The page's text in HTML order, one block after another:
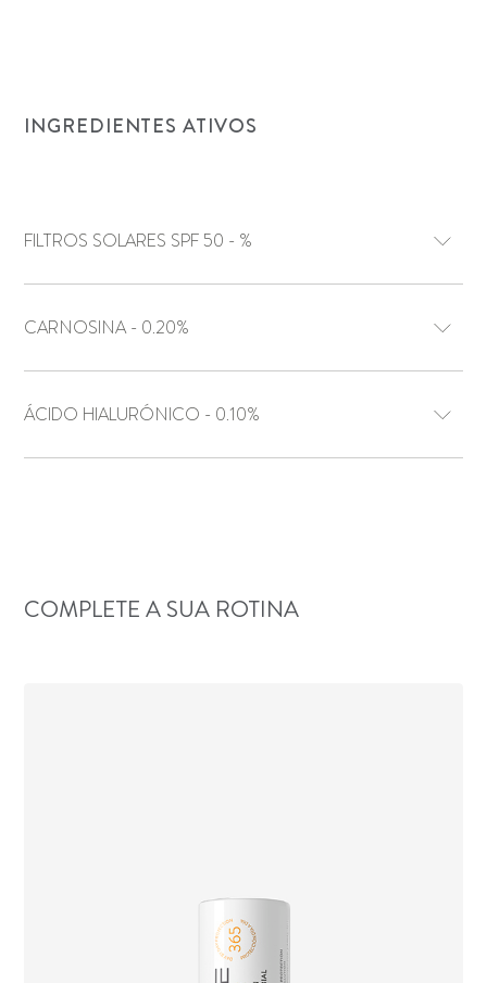
INGREDIENTES ATIVOS
FILTROS SOLARES SPF 50 - %
CARNOSINA - 0.20%
ÁCIDO HIALURÓNICO - 0.10%
COMPLETE A SUA ROTINA